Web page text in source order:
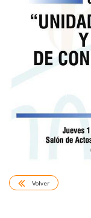
Volver